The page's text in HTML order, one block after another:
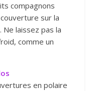
compagnons
sur la
laissez pas la
comme un
en polaire